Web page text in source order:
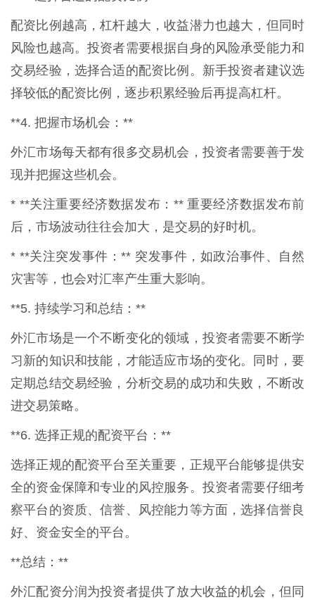
配资比例越高，杠杆越大，收益潜力也越大，但同时
风险也越高。投资者需要根据自身的风险承受能力和
交易经验，选择合适的配资比例。新手投资者建议选
择较低的配资比例，逐步积累经验后再提高杠杆。
**4. 把握市场机会：**
外汇市场每天都有很多交易机会，投资者需要善于发
现并把握这些机会。
* **关注重要经济数据发布：** 重要经济数据发布前
后，市场波动往往会加大，是交易的好时机。
* **关注突发事件：** 突发事件，如政治事件、自然
灾害等，也会对汇率产生重大影响。
**5. 持续学习和总结：**
外汇市场是一个不断变化的领域，投资者需要不断学
习新的知识和技能，才能适应市场的变化。同时，要
定期总结交易经验，分析交易的成功和失败，不断改
进交易策略。
**6. 选择正规的配资平台：**
选择正规的配资平台至关重要，正规平台能够提供安
全的资金保障和专业的风控服务。投资者需要仔细考
察平台的资质、信誉、风控能力等方面，选择信誉良
好、资金安全的平台。
**总结：**
外汇配资分润为投资者提供了放大收益的机会，但同